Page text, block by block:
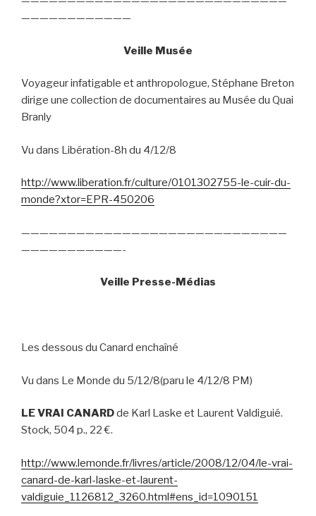
————————————
Veille Musée
Voyageur infatigable et anthropologue, Stéphane Breton
dirige une collection de documentaires au Musée du Quai
Branly
Vu dans Libération-8h du 4/12/8
http://www.liberation.fr/culture/0101302755-le-cuir-du-
monde?xtor=EPR-450206
—————————————————————————————
———————————-
Veille Presse-Médias
Les dessous du Canard enchaîné
Vu dans Le Monde du 5/12/8(paru le 4/12/8 PM)
LE VRAI CANARDde Karl Laske et Laurent Valdiguié.
Stock, 504 p., 22 €.
http://www.lemonde.fr/livres/article/2008/12/04/le-vrai-
canard-de-karl-laske-et-laurent-
valdiguie_1126812_3260.html#ens_id=1090151